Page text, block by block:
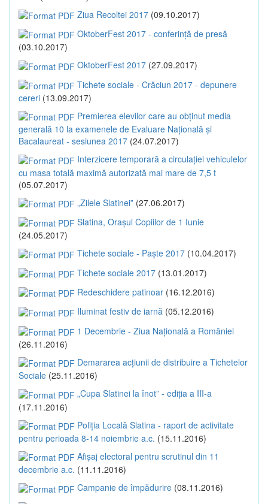
Ziua Recoltei 2017 (09.10.2017)
OktoberFest 2017 - conferință de presă
(03.10.2017)
OktoberFest 2017 (27.09.2017)
Tichete sociale - Crăciun 2017 - depunere
cereri (13.09.2017)
Premierea elevilor care au obținut media
generală 10 la examenele de Evaluare Națională și
Bacalaureat - sesiunea 2017 (24.07.2017)
Interzicere temporară a circulației vehiculelor
cu masa totală maximă autorizată mai mare de 7,5 t
(05.07.2017)
„Zilele Slatinei” (27.06.2017)
Slatina, Orașul Copiilor de 1 Iunie
(24.05.2017)
Tichete sociale - Paște 2017 (10.04.2017)
Tichete sociale 2017 (13.01.2017)
Redeschidere patinoar (16.12.2016)
Iluminat festiv de iarnă (05.12.2016)
1 Decembrie - Ziua Națională a României
(26.11.2016)
Demararea acțiunii de distribuire a Tichetelor
Sociale (25.11.2016)
„Cupa Slatinei la înot” - ediția a III-a
(17.11.2016)
Poliția Locală Slatina - raport de activitate
pentru perioada 8-14 noiembrie a.c. (15.11.2016)
Afișaj electoral pentru scrutinul din 11
decembrie a.c. (11.11.2016)
Campanie de împădurire (08.11.2016)